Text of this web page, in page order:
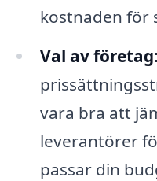
kostnaden för
Val av företag:
vara bra att
leverantörer
passar din